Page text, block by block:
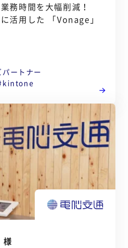
務時間を大幅削減！
活用した 「Vonage」
ートナー
kintone
様